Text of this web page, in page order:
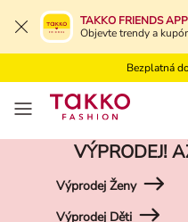
TAKKO FRIENDS APP
Objevte trendy a
Bezplatné
Doprava zdarma
Bezplatná
Bezplatné
VÝPRODEJ!
Výprodej Ženy
Výprodej Děti